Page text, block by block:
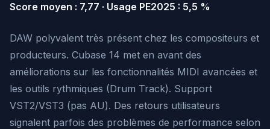
Score moyen : 7,77 · Usage PE2025 : 5,5 %
DAW polyvalent très présent chez les compositeurs et
producteurs. Cubase 14 met en avant des
améliorations sur les fonctionnalités MIDI avancées et
les outils rythmiques (Drum Track). Support
VST2/VST3 (pas AU). Des retours utilisateurs
signalent parfois des problèmes de performance selon